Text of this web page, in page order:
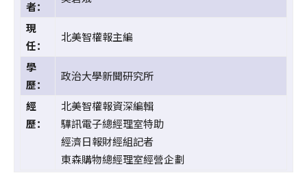
者：
現
任：
北美智權報主編
學
歷：
政治大學新聞研究所
經
歷：
北美智權報資深編輯
驊訊電子總經理室特助
經濟日報財經組記者
東森購物總經理室經營企劃